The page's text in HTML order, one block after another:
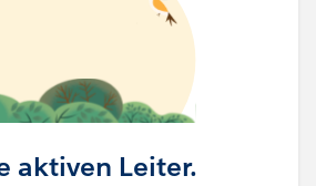
aktiven Leiter.